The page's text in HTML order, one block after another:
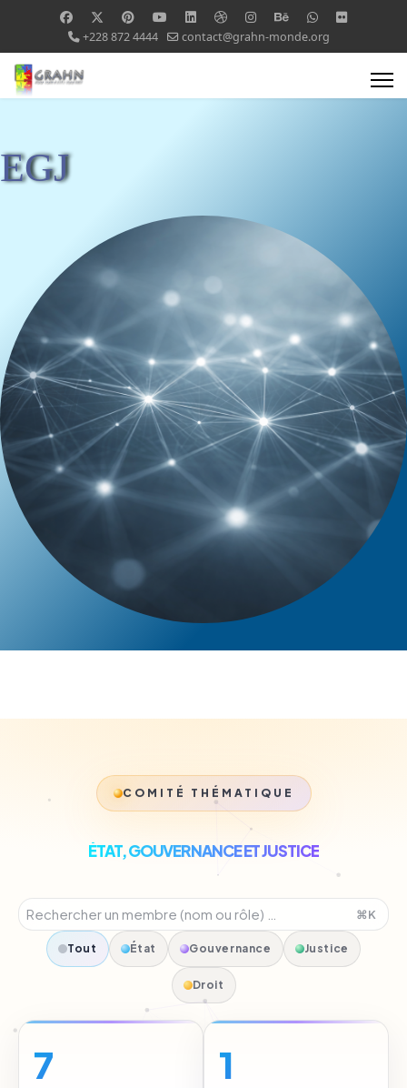
+228 872 4444 contact@grahn-monde.org
EGJ
COMITÉ THÉMATIQUE
ÉTAT, GOUVERNANCE ET JUSTICE
⌘K
Tout État Gouvernance Justice
Droit
7 1